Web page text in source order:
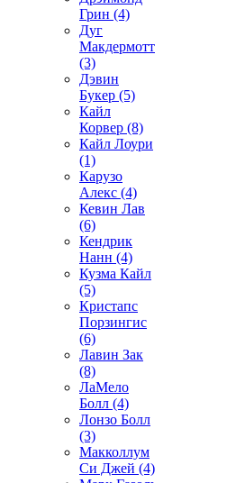
Грин (4)
Дуг
Макдермотт
(3)
Дэвин
Букер (5)
Кайл
Корвер (8)
Кайл Лоури
(1)
Карузо
Алекс (4)
Кевин Лав
(6)
Кендрик
Нанн (4)
Кузма Кайл
(5)
Кристапс
Порзингис
(6)
Лавин Зак
(8)
ЛаМело
Болл (4)
Лонзо Болл
(3)
Макколлум
Си Джей (4)